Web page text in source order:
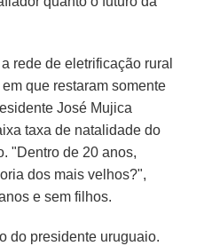
rede de eletrificação rural
que restaram somente
José Mujica
taxa de natalidade do
"Dentro de 20 anos,
dos mais velhos?",
e sem filhos.
do presidente uruguaio.